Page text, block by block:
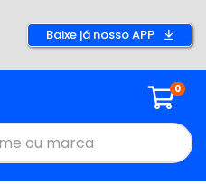
Baixe já nosso APP
0